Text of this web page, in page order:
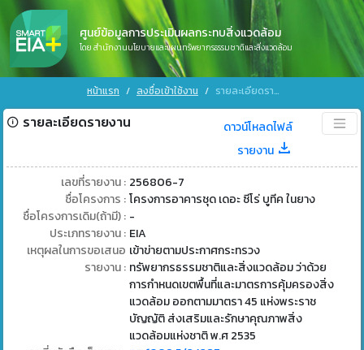
ศูนย์ข้อมูลการประเมินผลกระทบสิ่งแวดล้อม
โดย สำนักงานนโยบายและแผนทรัพยากรธรรมชาติและสิ่งแวดล้อม
หน้าแรก ลงชื่อเข้าใช้งาน รายละเอียดรายงาน
รายละเอียดรายงาน
ดาวน์โหลดไฟล์
รายงาน
เลขที่รายงาน : 256806-7
ชื่อโครงการ : โครงการอาคารชุด เดอะ ซีโร่ บูทีค ในยาง
ชื่อโครงการเดิม(ถ้ามี) : -
ประเภทรายงาน : EIA
เหตุผลในการขอเสนอ
รายงาน :
เข้าข่ายตามประกาศกระทรวง
ทรัพยากรธรรมชาติและสิ่งแวดล้อม ว่าด้วย
การกำหนดเขตพื้นที่และมาตรการคุ้มครองสิ่ง
แวดล้อม ออกตามมาตรา 45 แห่งพระราช
บัญญัติ ส่งเสริมและรักษาคุณภาพสิ่ง
แวดล้อมแห่งชาติ พ.ศ 2535